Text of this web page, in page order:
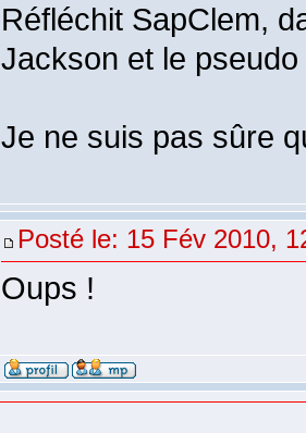
Réfléchit SapClem,
Jackson et le
Je ne suis pas sûre
Posté le: 15 Fév 2010,
Oups !